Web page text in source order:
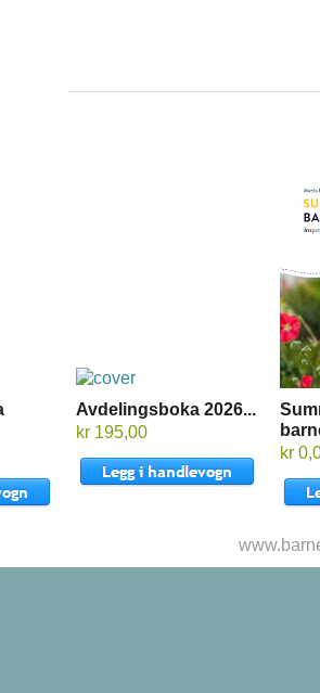
Avdelingsboka 2026...
kr 195,00
kr